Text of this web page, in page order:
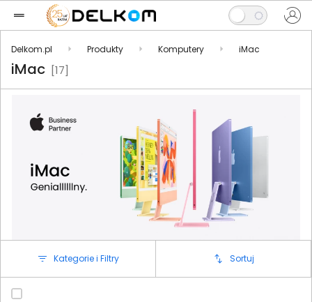
Delkom.pl Produkty Komputery iMac
iMac [17]
Kategorie i Filtry Sortuj